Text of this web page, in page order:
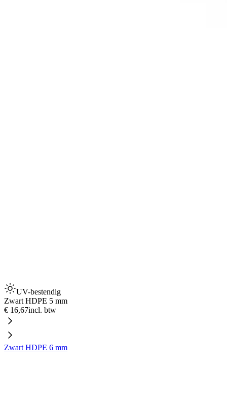
UV-bestendig
Zwart HDPE 5 mm
€ 16,67incl. btw
Zwart HDPE 6 mm